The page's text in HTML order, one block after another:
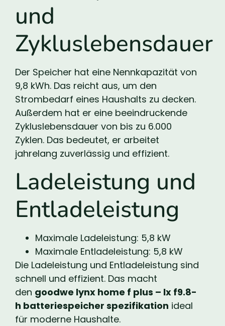
und
Zykluslebensdauer
Der Speicher hat eine Nennkapazität von
9,8 kWh. Das reicht aus, um den
Strombedarf eines Haushalts zu decken.
Außerdem hat er eine beeindruckende
Zykluslebensdauer von bis zu 6.000
Zyklen. Das bedeutet, er arbeitet
jahrelang zuverlässig und effizient.
Ladeleistung und
Entladeleistung
Maximale Ladeleistung: 5,8 kW
Maximale Entladeleistung: 5,8 kW
Die Ladeleistung und Entladeleistung sind
schnell und effizient. Das macht
den goodwe lynx home f plus – lx f9.8-
h batteriespeicher spezifikation ideal
für moderne Haushalte.